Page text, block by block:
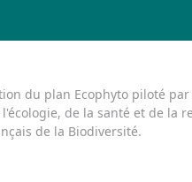
du plan Ecophyto piloté
l'écologie, de la santé et de la
de la Biodiversité.